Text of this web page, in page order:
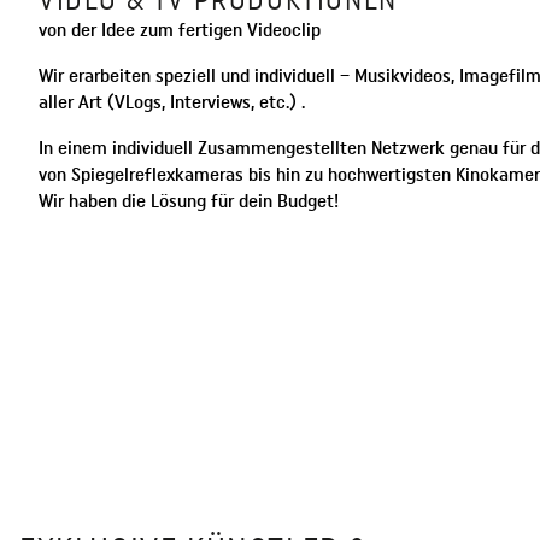
von der Idee zum fertigen Videoclip
Wir erarbeiten speziell und individuell – Musikvideos,
aller Art (VLogs, Interviews, etc.) .
In einem individuell Zusammengestellten Netzwerk genau für
von Spiegelreflexkameras bis hin zu hochwertigsten
Wir haben die Lösung für dein Budget!